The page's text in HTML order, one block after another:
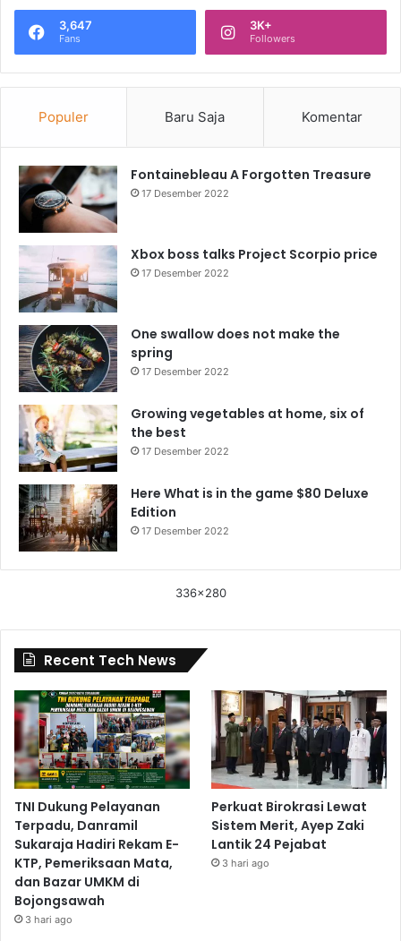
3,647
Fans
3K+
Followers
Populer Baru Saja Komentar
Fontainebleau A Forgotten Treasure
17 Desember 2022
Xbox boss talks Project Scorpio price
17 Desember 2022
One swallow does not make the
spring
17 Desember 2022
Growing vegetables at home, six of
the best
17 Desember 2022
Here What is in the game $80 Deluxe
Edition
17 Desember 2022
336x280
Recent Tech News
TNI Dukung Pelayanan
Terpadu, Danramil
Sukaraja Hadiri Rekam E-
KTP, Pemeriksaan Mata,
dan Bazar UMKM di
Bojongsawah
3 hari ago
Perkuat Birokrasi Lewat
Sistem Merit, Ayep Zaki
Lantik 24 Pejabat
3 hari ago